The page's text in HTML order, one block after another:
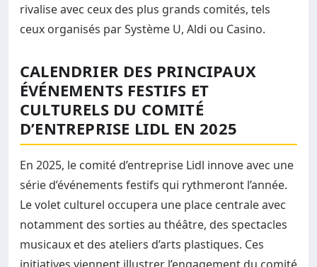
rivalise avec ceux des plus grands comités, tels
ceux organisés par Système U, Aldi ou Casino.
CALENDRIER DES PRINCIPAUX
ÉVÉNEMENTS FESTIFS ET
CULTURELS DU COMITÉ
D’ENTREPRISE LIDL EN 2025
En 2025, le comité d’entreprise Lidl innove avec une
série d’événements festifs qui rythmeront l’année.
Le volet culturel occupera une place centrale avec
notamment des sorties au théâtre, des spectacles
musicaux et des ateliers d’arts plastiques. Ces